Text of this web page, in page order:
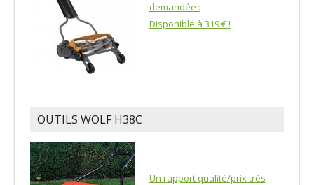
demandée :
Disponible à 319 € !
OUTILS WOLF H38C
Un rapport qualité/prix très